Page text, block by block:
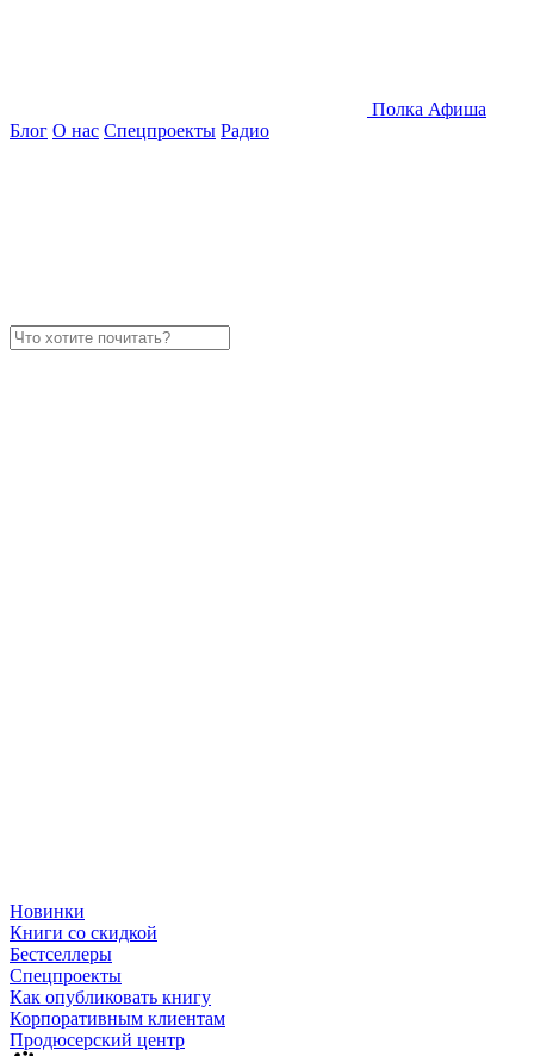
Полка Афиша
Блог О нас Спецпроекты Радио
Новинки
Книги со скидкой
Бестселлеры
Спецпроекты
Как опубликовать книгу
Корпоративным клиентам
Продюсерский центр